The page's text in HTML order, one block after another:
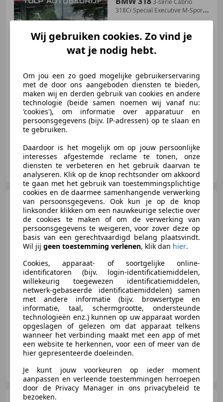
3-serie Cabrio
318Ci Special Executive M-Sport
Top
€ 9.990
04/2005 115.620 km Benzine
105 kW (143 PK)
Tulp Autobedrijf
NL-5107 RJ DONGEN
Opel AstraCoupé 1.8-16V
Airco Lage km stand NAP
€ 2.990
10/2000 117.198 km Benzine
85 kW (116 PK)
NL-5107 RJ DONGEN
Wij gebruiken cookies. Zo vind je
wat je nodig hebt.
Om jou een zo goed mogelijke gebruikerservaring
met de door ons aangeboden diensten te bieden,
maken wij en derden gebruik van cookies en andere
technologie (beide samen noemen wij vanaf nu:
'cookies'), om informatie over apparatuur en
persoonsgegevens (bijv. IP-adressen) op te slaan en
te gebruiken.
Daardoor is het mogelijk om op jouw persoonlijke
interesses afgestemde reclame te tonen, onze
diensten te verbeteren en het gebruik daarvan te
analyseren. Klik op de knop rechtsonder om akkoord
te gaan met het gebruik van toestemmingsplichtige
cookies en de daarmee samenhangende verwerking
van persoonsgegevens. Ook kun je op de knop
linksonder klikken om een nauwkeurige selectie over
de cookies te maken of om de verwerking van
persoonsgegevens te weigeren, voor zover deze op
basis van een gerechtvaardigd belang plaatsvindt.
Wil jij geen toestemming verlenen, klik dan hier.
Cookies, apparaat- of soortgelijke online-
identificatoren (bijv. login-identificatiemiddelen,
willekeurig toegewezen identificatiemiddelen,
netwerk-gebaseerde identificatiemiddelen) samen
met andere informatie (bijv. browsertype en
informatie, taal, schermgrootte, ondersteunde
technologieën enz.) kunnen op uw apparaat worden
opgeslagen of gelezen om dat apparaat telkens
wanneer het verbinding maakt met een app of met
een website te herkennen, voor een of meer van de
hier gepresenteerde doeleinden.
Je kunt jouw voorkeuren op ieder moment
aanpassen en verleende toestemmingen herroepen
door de Privacy Manager in ons privacybeleid te
bezoeken.